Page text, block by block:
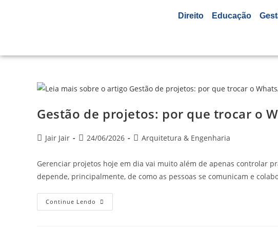
Direito Educação
Gestão de projetos: por que trocar o
Jair Jair 24/06/2026 Arquitetura & Engenharia
Gerenciar projetos hoje em dia vai muito além de apenas controlar
depende, principalmente, de como as pessoas se comunicam e
Continue Lendo